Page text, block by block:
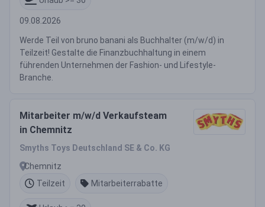
09.08.2026
Werde Teil von bruno banani als Buchhalter (m/w/d) in
Teilzeit! Gestalte die Finanzbuchhaltung in einem
führenden Unternehmen der Fashion- und Lifestyle-
Branche.
Mitarbeiter m/w/d Verkaufsteam
in Chemnitz
Smyths Toys Deutschland SE & Co. KG
Chemnitz
Teilzeit
Mitarbeiterrabatte